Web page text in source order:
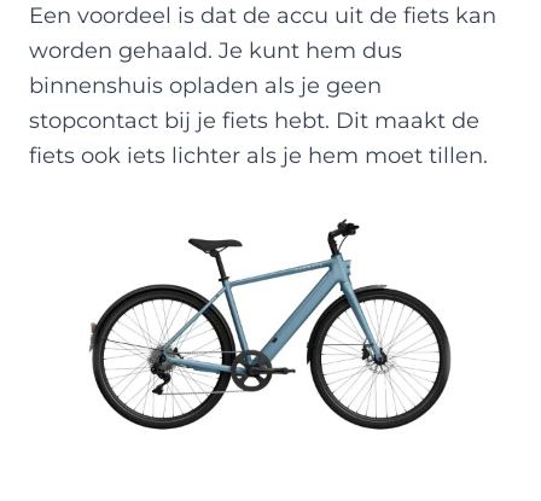
Een voordeel is dat de accu uit de fiets kan
worden gehaald. Je kunt hem dus
binnenshuis opladen als je geen
stopcontact bij je fiets hebt. Dit maakt de
fiets ook iets lichter als je hem moet tillen.